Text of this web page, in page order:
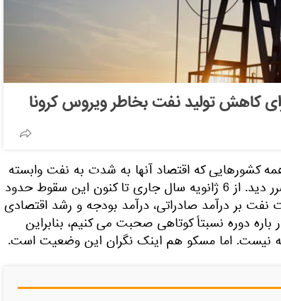
کاهش تولید نفت بخاطر ویروس کرونا
کشورهایی که اقتصاد آنها به شدت به نفت وابسته
است، از سقوط قیمت نفت ضرر دید. از 6 ژانویه سال جاری تا کنون این سقوط حدود
بر درآمد صادراتی، درآمد بودجه و رشد اقتصادی
باره دوره نسبتاً کوتاهی صحبت می کنیم، بنابراین
نیست. اما مسکو هم اینک نگران این وضعیت است.